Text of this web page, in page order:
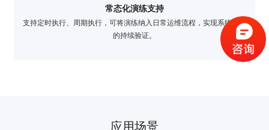
常态化演练支持
支持定时执行、周期执行，可将演练纳入日常运维流程，实现系统韧性
的持续验证。
应用场景
获取验证码